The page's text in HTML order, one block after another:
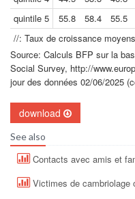
quintile 5
55.8 58.4 55.5
//: Taux de croissance moyens
Source: Calculs BFP sur la
Social Survey, http://
jour des données 02/06/2025
download
See also
Contacts avec amis et
Victimes de cambriolage